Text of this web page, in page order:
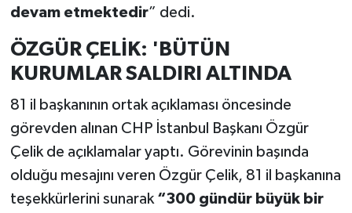
devam etmektedir” dedi.
ÖZGÜR ÇELİK: 'BÜTÜN
KURUMLAR SALDIRI ALTINDA
81 il başkanının ortak açıklaması öncesinde
görevden alınan CHP İstanbul Başkanı Özgür
Çelik de açıklamalar yaptı. Görevinin başında
olduğu mesajını veren Özgür Çelik, 81 il başkanına
teşekkürlerini sunarak “300 gündür büyük bir